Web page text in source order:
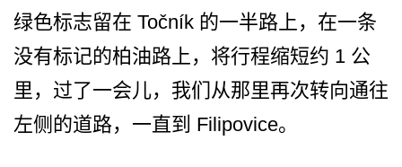
绿色标­志留在 Točník 的一半路上，在一条
没有标记­的柏油路上，将行程缩短约 1 公
里，过了一会儿，我们从那­里再次转向通往
左侧的道路，一直到 Filipovice。